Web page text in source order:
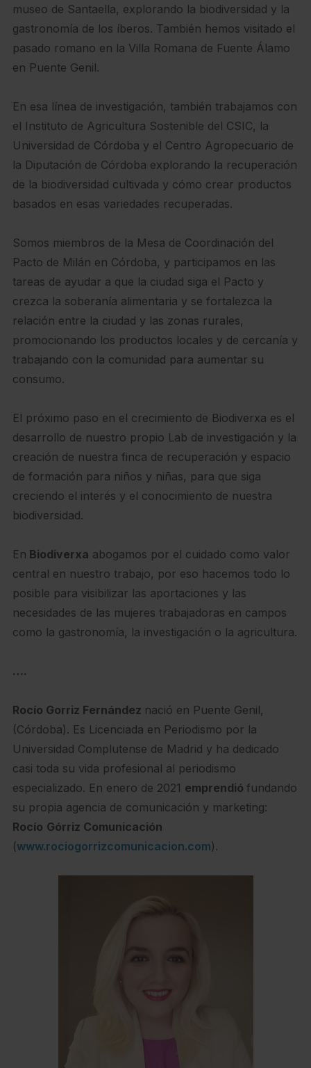
museo de Santaella, explorando la biodiversidad y la
gastronomía de los íberos. También hemos visitado el
pasado romano en la Villa Romana de Fuente Álamo
en Puente Genil.
En esa línea de investigación, también trabajamos con
el Instituto de Agricultura Sostenible del CSIC, la
Universidad de Córdoba y el Centro Agropecuario de
la Diputación de Córdoba explorando la recuperación
de la biodiversidad cultivada y cómo crear productos
basados en esas variedades recuperadas.
Somos miembros de la Mesa de Coordinación del
Pacto de Milán en Córdoba, y participamos en las
tareas de ayudar a que la ciudad siga el Pacto y
crezca la soberanía alimentaria y se fortalezca la
relación entre la ciudad y las zonas rurales,
promocionando los productos locales y de cercanía y
trabajando con la comunidad para aumentar su
consumo.
El próximo paso en el crecimiento de Biodiverxa es el
desarrollo de nuestro propio Lab de investigación y la
creación de nuestra finca de recuperación y espacio
de formación para niños y niñas, para que siga
creciendo el interés y el conocimiento de nuestra
biodiversidad.
En Biodiverxa abogamos por el cuidado como valor
central en nuestro trabajo, por eso hacemos todo lo
posible para visibilizar las aportaciones y las
necesidades de las mujeres trabajadoras en campos
como la gastronomía, la investigación o la agricultura.
….
Rocío Gorriz Fernández nació en Puente Genil,
(Córdoba). Es Licenciada en Periodismo por la
Universidad Complutense de Madrid y ha dedicado
casi toda su vida profesional al periodismo
especializado. En enero de 2021 emprendió fundando
su propia agencia de comunicación y marketing:
Rocío Górriz Comunicación
(www.rociogorrizcomunicacion.com).